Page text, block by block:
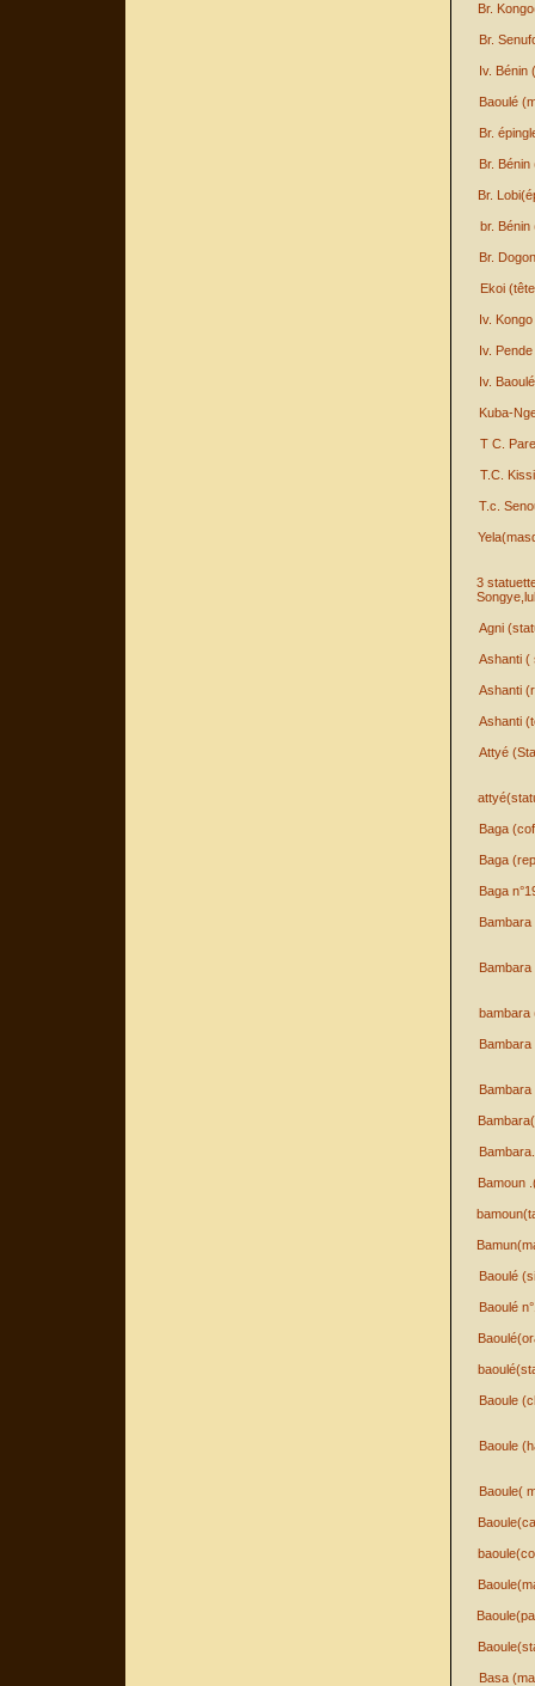
Br.
Br.
Iv. Bénin
Baoulé
Br.
Br.
Br.
br. Bénin
Br.
Ekoi
Iv.
Iv.
Iv.
Kuba-
T C. Pare
T.C. Kissi
T.c.
3
Agni
Ashanti (
Ashanti
Ashanti
Attyé
Baga
Baga
Baga
Bambara
bambara
Bambara
Bamoun
Baoulé
Baoulé
Baoule
Baoule
Baoule(
Basa